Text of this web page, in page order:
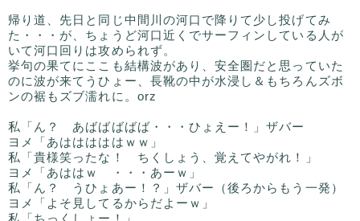
帰り道、先日と同じ中間川の河口で降りて少し投げてみ
た・・・が、ちょうど河口近くでサーフィンしている人が
いて河口回りは攻められず。
挙句の果てにここも結構波があり、安全圏だと思っていた
のに波が来てうひょー、長靴の中が水浸し＆もちろんズボ
ンの裾もズブ濡れに。orz
私「ん？ あばばばばば・・・ひょえー！」ザバー
ヨメ「あはははははｗｗ」
私「貴様笑ったな！ ちくしょう、覚えてやがれ！」
ヨメ「あははｗ ・・・あーｗ」
私「ん？ うひょあー！？」ザバー（後ろからもう一発）
ヨメ「よそ見してるからだよーｗ」